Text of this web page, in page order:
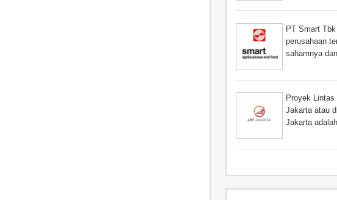
PT Smart
perusahaan
sahamnya
Proyek Lintas
Jakarta atau
Jakarta adalah